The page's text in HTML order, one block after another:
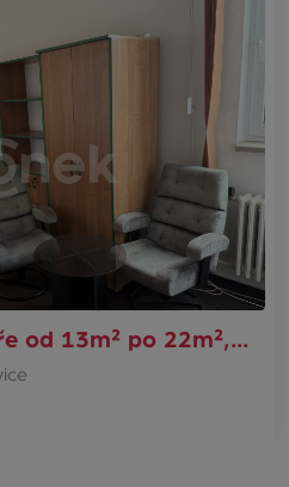
od 13m² po 22m²,…